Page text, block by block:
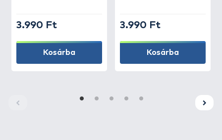
3.990 Ft
Kosárba
3.990 Ft
Kosárba